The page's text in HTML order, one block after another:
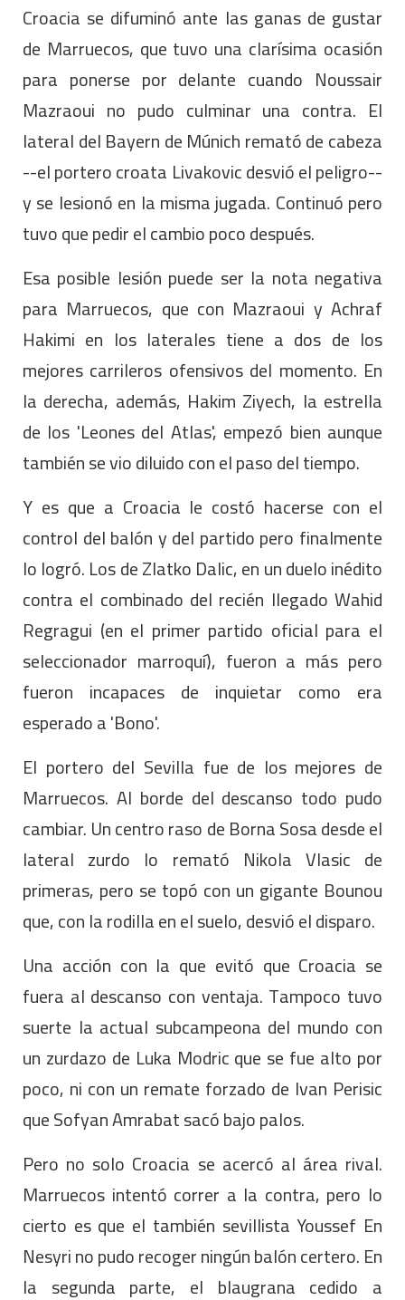
Croacia se difuminó ante las ganas de gustar
de Marruecos, que tuvo una clarísima ocasión
para ponerse por delante cuando Noussair
Mazraoui no pudo culminar una contra. El
lateral del Bayern de Múnich remató de cabeza
--el portero croata Livakovic desvió el peligro--
y se lesionó en la misma jugada. Continuó pero
tuvo que pedir el cambio poco después.
Esa posible lesión puede ser la nota negativa
para Marruecos, que con Mazraoui y Achraf
Hakimi en los laterales tiene a dos de los
mejores carrileros ofensivos del momento. En
la derecha, además, Hakim Ziyech, la estrella
de los 'Leones del Atlas', empezó bien aunque
también se vio diluido con el paso del tiempo.
Y es que a Croacia le costó hacerse con el
control del balón y del partido pero finalmente
lo logró. Los de Zlatko Dalic, en un duelo inédito
contra el combinado del recién llegado Wahid
Regragui (en el primer partido oficial para el
seleccionador marroquí), fueron a más pero
fueron incapaces de inquietar como era
esperado a 'Bono'.
El portero del Sevilla fue de los mejores de
Marruecos. Al borde del descanso todo pudo
cambiar. Un centro raso de Borna Sosa desde el
lateral zurdo lo remató Nikola Vlasic de
primeras, pero se topó con un gigante Bounou
que, con la rodilla en el suelo, desvió el disparo.
Una acción con la que evitó que Croacia se
fuera al descanso con ventaja. Tampoco tuvo
suerte la actual subcampeona del mundo con
un zurdazo de Luka Modric que se fue alto por
poco, ni con un remate forzado de Ivan Perisic
que Sofyan Amrabat sacó bajo palos.
Pero no solo Croacia se acercó al área rival.
Marruecos intentó correr a la contra, pero lo
cierto es que el también sevillista Youssef En
Nesyri no pudo recoger ningún balón certero. En
la segunda parte, el blaugrana cedido a